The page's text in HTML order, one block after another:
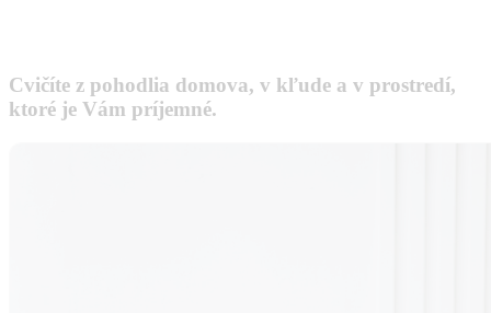
Cvičíte z pohodlia domova, v kľude a v prostredí,
ktoré je Vám príjemné.